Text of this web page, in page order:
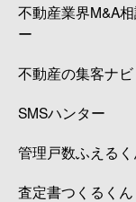
不動産業界M&A
ー
不動産の集客ナビ
SMSハンター
管理戸数ふえるく
査定書つくるくん